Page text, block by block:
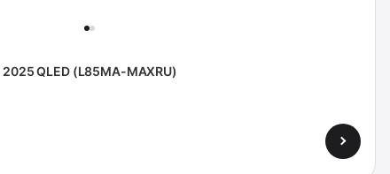
QLED (L85MA-MAXRU)